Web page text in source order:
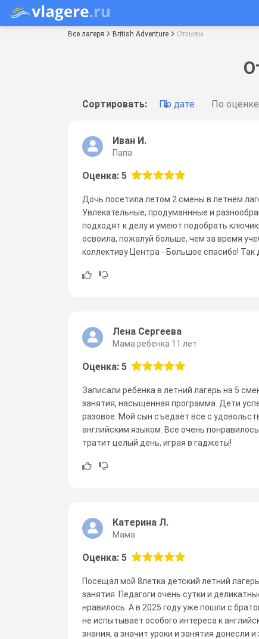
Все лагеря British Adventure Отзывы
Сортировать: По дате По оценке
Иван И.
Папа
Оценка: 5
Дочь посетила летом 2 смены в летнем
Увлекательные, продуманнные и
подходят к делу и умеют подобрать
освоила, пожалуй больше, чем за время
коллективу Центра - Большое спасибо!
Лена Сергеева
Мама ребенка 11 лет
Оценка: 5
Записали ребенка в летний лагерь на 5
занятия, насыщенная программа. Дети
разовое. Мой сын съедает все с
английским языком. Все очень
тратит целый день, играя в гаджеты!
Катерина Л.
Мама
Оценка: 5
Посещал мой 8летка детский летний
занятия. Педагоги очень сутки и
нравилось. А в 2025 году уже пошли с
не испытывает особого интереса к
знания, а значит уроки и занятия донесли